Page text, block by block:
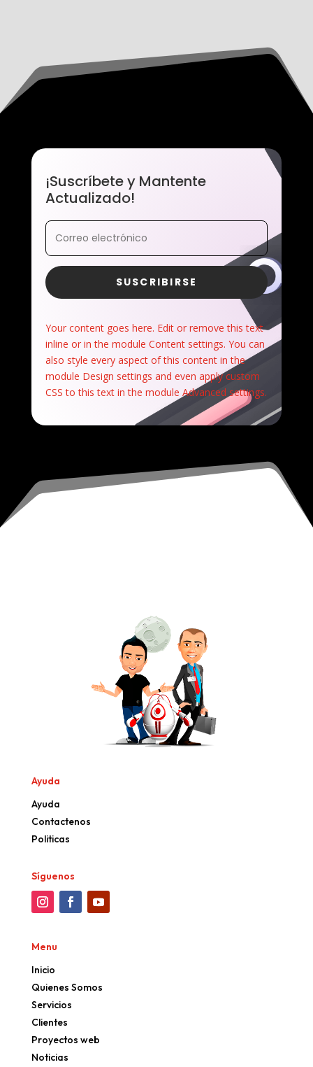
¡Suscríbete y Mantente
Actualizado!
SUSCRIBIRSE
Your content goes here. Edit or remove this text
inline or in the module Content settings. You can
also style every aspect of this content in the
module Design settings and even apply custom
CSS to this text in the module Advanced settings.
Ayuda
Ayuda
Contactenos
Politicas
Síguenos
Menu
Inicio
Quienes Somos
Servicios
Clientes
Proyectos web
Noticias